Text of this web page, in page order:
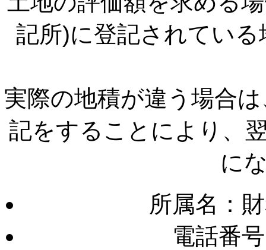
記所)に登記されてい
実際の地積が違う場合
記をすることにより、
に
所属名：
電話番